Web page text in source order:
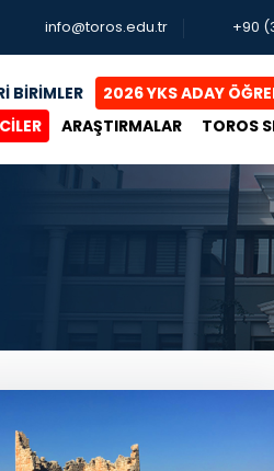
info@toros.edu.tr +90
BİRİMLER 2026 YKS ADAY
ARAŞTIRMALAR TOROS